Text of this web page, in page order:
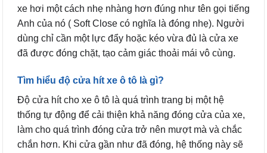
xe hơi một cách nhẹ nhàng hơn đúng như tên gọi tiếng
Anh của nó ( Soft Close có nghĩa là đóng nhẹ). Người
dùng chỉ cần một lực đẩy hoặc kéo vừa đủ là cửa xe
đã được đóng chặt, tạo cảm giác thoải mái vô cùng.
Tìm hiểu độ cửa hít xe ô tô là gì?
Độ cửa hít cho xe ô tô là quá trình trang bị một hệ
thống tự động để cải thiện khả năng đóng cửa của xe,
làm cho quá trình đóng cửa trở nên mượt mà và chắc
chắn hơn. Khi cửa gần như đã đóng, hệ thống này sẽ